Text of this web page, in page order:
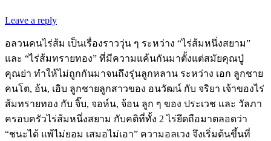
Leave a reply
อลวนคนไร่ส้ม เป็นเรื่องราววุ่น ๆ ระหว่าง “ไร่ส้มหนึ่งสยาม”
และ “ไร่ส้มทรายทอง” ที่มีความแค้นกันมาตั้งแต่สมัยคุณปู่
คุณย่า ทำให้ไม่ถูกกันมาจนถึงรุ่นลูกหลาน ระหว่าง เอก ลูกชาย
คนโต, อ้น, เอิบ ลูกชายลูกสาวของ อนวัฒน์ กับ จริยา เจ้าของไร่
ส้มทรายทอง กับ จิ๊บ, จอห์น, จ้อน ลูก ๆ ของ ประเวช และ วัลภา
ครอบครัวไร่ส้มหนึ่งสยาม กับคติที่ทั้ง 2 ไร่ยึดถือมาตลอดว่า
“ชนะได้ แพ้ไม่ยอม เสมอไม่เอา” ความอลเวง จึงเริ่มต้นขึ้นที่